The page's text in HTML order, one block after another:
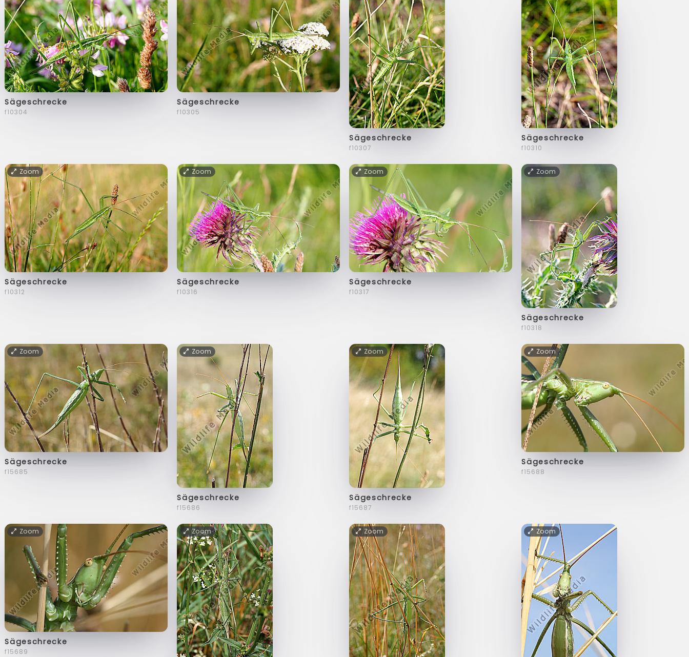
Sägeschrecke
f10304
Sägeschrecke
f10305
Sägeschrecke
f10307
Sägeschrecke
f10310
Zoom
Sägeschrecke
f10312
Zoom
Sägeschrecke
f10316
Zoom
Sägeschrecke
f10317
Zoom
Sägeschrecke
f10318
Zoom
Sägeschrecke
f15685
Zoom
Sägeschrecke
f15686
Zoom
Sägeschrecke
f15687
Zoom
Sägeschrecke
f15688
Zoom
Sägeschrecke
f15689
Zoom Zoom Zoom